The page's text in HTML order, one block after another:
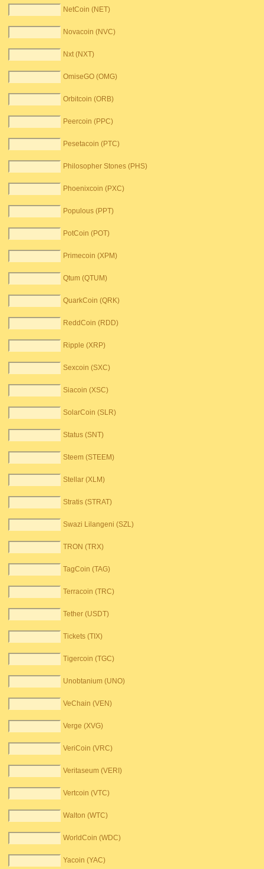
NetCoin (NET)
Novacoin (NVC)
Nxt (NXT)
OmiseGO (OMG)
Orbitcoin (ORB)
Peercoin (PPC)
Pesetacoin (PTC)
Philosopher Stones (PHS)
Phoenixcoin (PXC)
Populous (PPT)
PotCoin (POT)
Primecoin (XPM)
Qtum (QTUM)
QuarkCoin (QRK)
ReddCoin (RDD)
Ripple (XRP)
Sexcoin (SXC)
Siacoin (XSC)
SolarCoin (SLR)
Status (SNT)
Steem (STEEM)
Stellar (XLM)
Stratis (STRAT)
Swazi Lilangeni (SZL)
TRON (TRX)
TagCoin (TAG)
Terracoin (TRC)
Tether (USDT)
Tickets (TIX)
Tigercoin (TGC)
Unobtanium (UNO)
VeChain (VEN)
Verge (XVG)
VeriCoin (VRC)
Veritaseum (VERI)
Vertcoin (VTC)
Walton (WTC)
WorldCoin (WDC)
Yacoin (YAC)